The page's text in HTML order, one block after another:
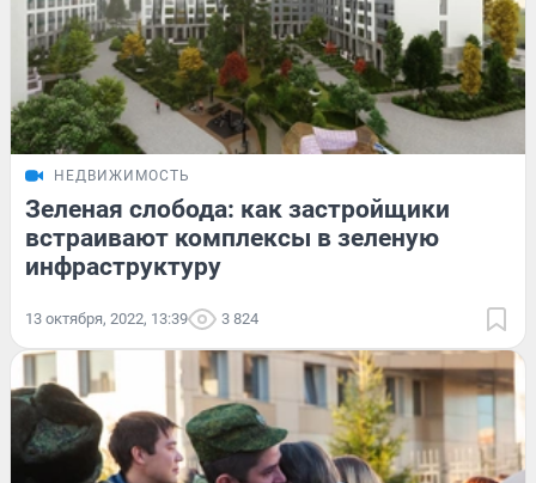
НЕДВИЖИМОСТЬ
Зеленая слобода: как застройщики
встраивают комплексы в зеленую
инфраструктуру
13 октября, 2022, 13:39 3 824